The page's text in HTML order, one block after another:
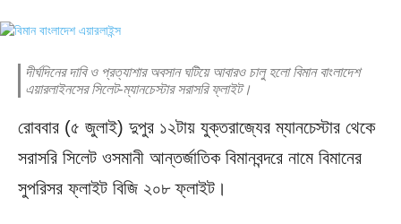
দীর্ঘদিনের দাবি ও প্রত্যাশার অবসান ঘটিয়ে আবারও চালু হলো বিমান বাংলাদেশ
এয়ারলাইনসের সিলেট-ম্যানচেস্টার সরাসরি ফ্লাইট।
রোববার (৫ জুলাই) দুপুর ১২টায় যুক্তরাজ্যের ম্যানচেস্টার থেকে
সরাসরি সিলেট ওসমানী আন্তর্জাতিক বিমানবন্দরে নামে বিমানের
সুপরিসর ফ্লাইট বিজি ২০৮ ফ্লাইট।